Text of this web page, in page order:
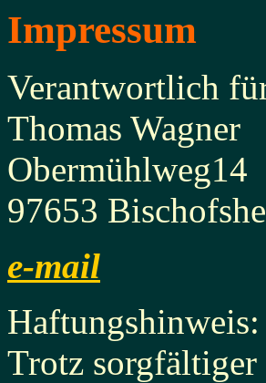
Impressum
Verantwortlich
Thomas Wagner
Obermühlweg14
97653
e-mail
Haftungshinweis:
Trotz